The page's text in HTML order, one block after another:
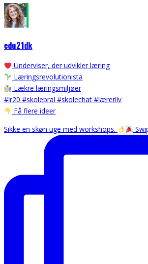
edu21dk
Underviser, der udvikler læring
Læringsrevolutionista
Lækre læringsmiljøer
#lr20 #skolepral #skolechat #lærerliv
Få flere ideer
Sikke en skøn uge med workshops.